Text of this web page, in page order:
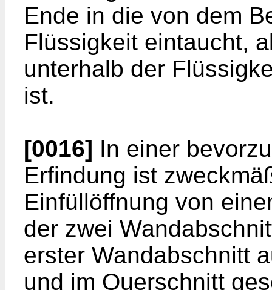
Ende in die von dem
Flüssigkeit eintaucht,
unterhalb der
ist.
[0016] In einer
Erfindung ist
Einfüllöffnung von
der zwei
erster Wandabschnitt
und im Querschnitt